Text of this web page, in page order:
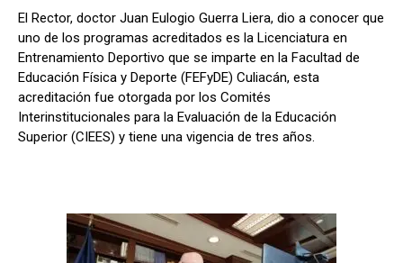
El Rector, doctor Juan Eulogio Guerra Liera, dio a conocer que
uno de los programas acreditados es la Licenciatura en
Entrenamiento Deportivo que se imparte en la Facultad de
Educación Física y Deporte (FEFyDE) Culiacán, esta
acreditación fue otorgada por los Comités
Interinstitucionales para la Evaluación de la Educación
Superior (CIEES) y tiene una vigencia de tres años.